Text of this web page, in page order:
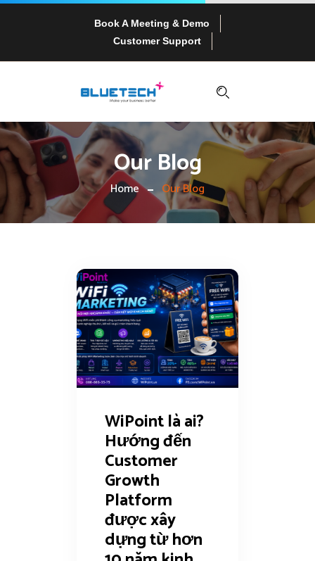
Book A Meeting & Demo
Customer Support
Our Blog
Home Our Blog
WiPoint là ai?
Hướng đến
Customer
Growth
Platform
được xây
dựng từ hơn